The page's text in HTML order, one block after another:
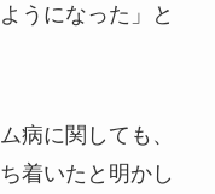
うになった」と
病に関しても、
着いたと明かし